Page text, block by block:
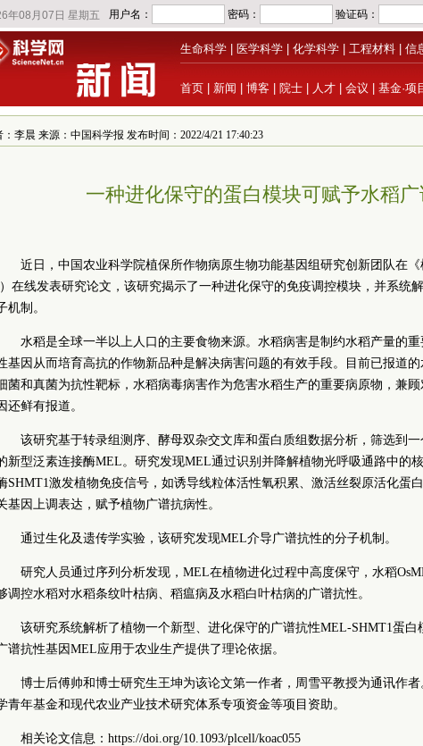
生命科学 医学科学 化学科学 工程材料 信
首页 新闻 博客 院士 人才 会议 基金·项
：李晨 来源：中国科学报 发布时间：2022/4/21 17:40:23
一种进化保守的蛋白模块可赋予水稻
近日，中国农业科学院植保所作物病原生物功能基因组研究创新团队在《
） 在线发表研究论文，该研究揭示了一种进化保守的免疫调控模块，并系统
机制。
水稻是全球一半以上人口的主要食物来源。水稻病害是制约水稻产量的
基因从而培育高抗的作物新品种是解决病害问题的有效手段。目前已报道
菌和真菌为抗性靶标，水稻病毒病害作为危害水稻生产的重要病原物，兼
还鲜有报道。
该研究基于转录组测序、酵母双杂交文库和蛋白质组数据分析，筛选到
新型泛素连接酶MEL。研究发现MEL通过识别并降解植物光呼吸通路中的
SHMT1激发植物免疫信号，如诱导线粒体活性氧积累、激活丝裂原活化蛋
基因上调表达，赋予植物广谱抗病性。
通过生化及遗传学实验，该研究发现MEL介导广谱抗性的分子机制。
研究人员通过序列分析发现，MEL在植物进化过程中高度保守，水稻
调控水稻对水稻条纹叶枯病、稻瘟病及水稻白叶枯病的广谱抗性。
该研究系统解析了植物一个新型、进化保守的广谱抗性MEL-SHMT1蛋白
谱抗性基因MEL应用于农业生产提供了理论依据。
博士后傅帅和博士研究生王坤为该论文第一作者，周雪平教授为通讯作
青年基金和现代农业产业技术研究体系专项资金等项目资助。
相关论文信息：https://doi.org/10.1093/plcell/koac055